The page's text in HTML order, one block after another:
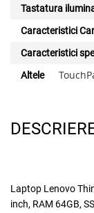
Tastatura
Caracteristici
Caracteristici
Altele
Laptop Lenovo
inch, RAM 64GB,